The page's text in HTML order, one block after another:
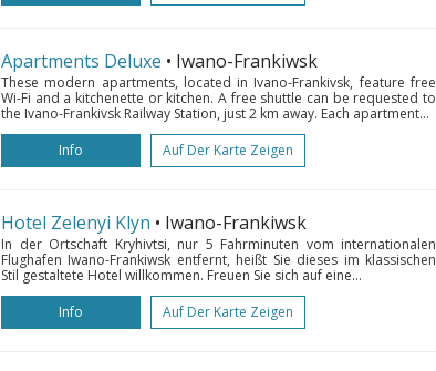
Apartments Deluxe • Iwano-Frankiwsk
These modern apartments, located in Ivano-Frankivsk, feature free
Wi-Fi and a kitchenette or kitchen. A free shuttle can be requested to
the Ivano-Frankivsk Railway Station, just 2 km away. Each apartment...
Info
Auf Der Karte Zeigen
Hotel Zelenyi Klyn • Iwano-Frankiwsk
In der Ortschaft Kryhivtsi, nur 5 Fahrminuten vom internationalen
Flughafen Iwano-Frankiwsk entfernt, heißt Sie dieses im klassischen
Stil gestaltete Hotel willkommen. Freuen Sie sich auf eine...
Info
Auf Der Karte Zeigen